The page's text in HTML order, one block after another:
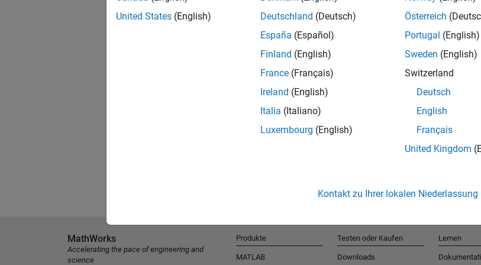
United States (English)
Deutschland (Deutsch)
España (Español)
Finland (English)
France (Français)
Ireland (English)
Italia (Italiano)
Luxembourg (English)
Österreich
Portugal (English)
Sweden (English)
Switzerland
Deutsch
English
Français
United Kingdom
Kontakt zu Ihrer lokalen Niederlassung
MathWorks
Accelerating the pace of engineering and
science
Produkte
MATLAB
Testen oder Kaufen
Downloads
Lernen